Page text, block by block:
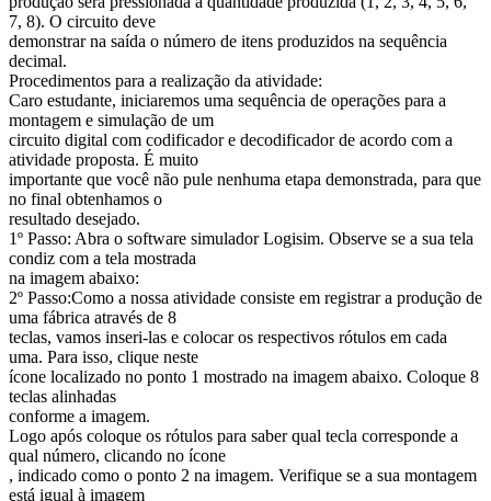
7, 8). O circuito deve
demonstrar na saída o número de itens produzidos na sequência
decimal.
Procedimentos para a realização da atividade:
Caro estudante, iniciaremos uma sequência de operações para a
montagem e simulação de um
circuito digital com codificador e decodificador de acordo com a
atividade proposta. É muito
importante que você não pule nenhuma etapa demonstrada, para que
no final obtenhamos o
resultado desejado.
1º Passo: Abra o software simulador Logisim. Observe se a sua tela
condiz com a tela mostrada
na imagem abaixo:
2º Passo:Como a nossa atividade consiste em registrar a produção de
uma fábrica através de 8
teclas, vamos inseri-las e colocar os respectivos rótulos em cada
uma. Para isso, clique neste
ícone localizado no ponto 1 mostrado na imagem abaixo. Coloque 8
teclas alinhadas
conforme a imagem.
Logo após coloque os rótulos para saber qual tecla corresponde a
qual número, clicando no ícone
, indicado como o ponto 2 na imagem. Verifique se a sua montagem
está igual à imagem